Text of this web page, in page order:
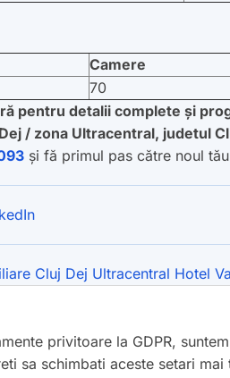
Camere
70
pentru detalii complete și
/ zona Ultracentral, judetul
și fă primul pas către noul
Cluj Dej Ultracentral Hotel
privitoare la GDPR,
sa schimbati aceste setari